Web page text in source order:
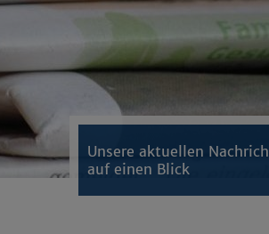
Unsere aktuellen
auf einen Blick